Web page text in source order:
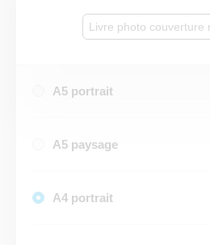
Livre photo couverture
A5 portrait
A5 paysage
A4 portrait